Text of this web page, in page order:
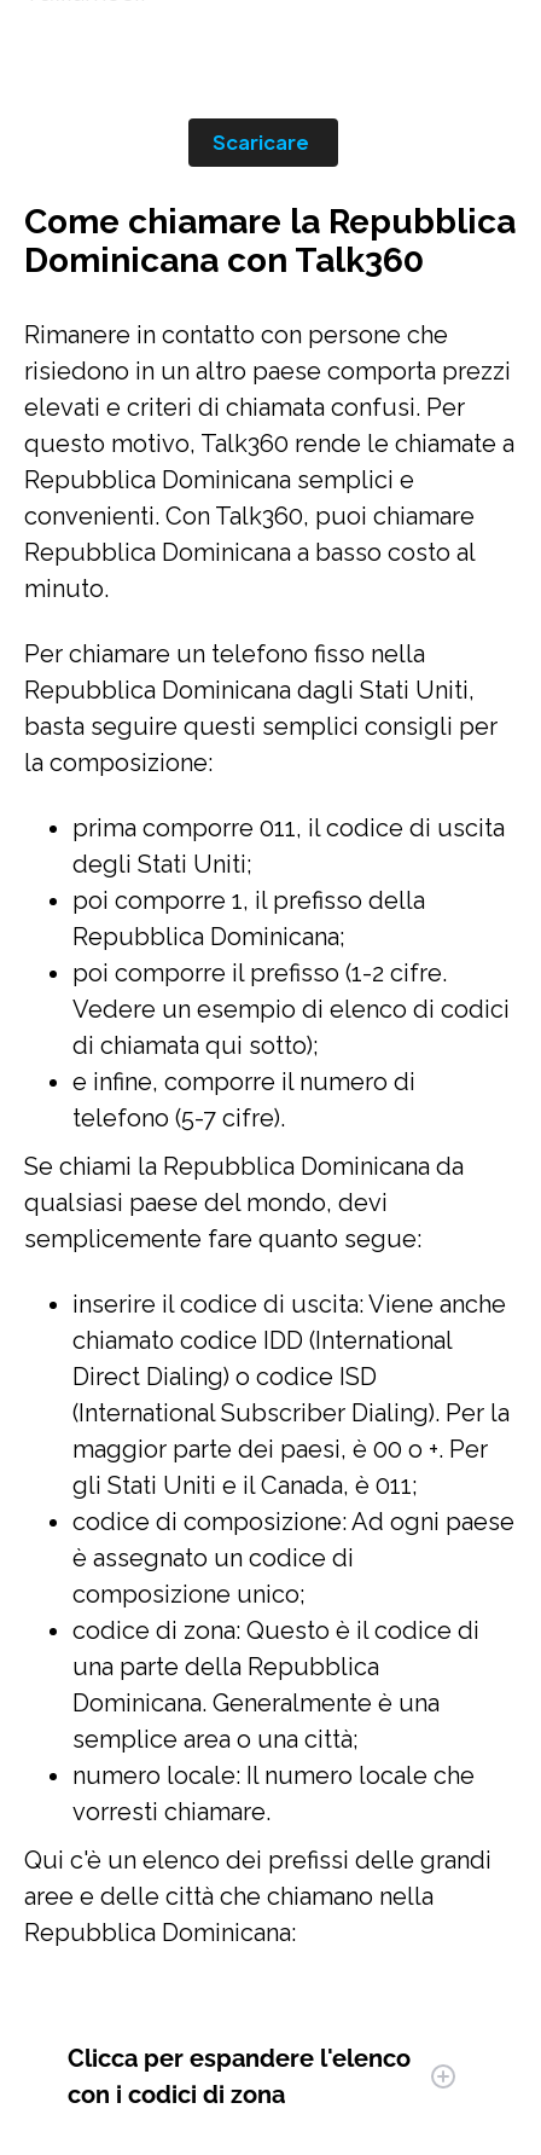
Scaricare
Come chiamare la Repubblica
Dominicana con Talk360
Rimanere in contatto con persone che
risiedono in un altro paese comporta prezzi
elevati e criteri di chiamata confusi. Per
questo motivo, Talk360 rende le chiamate a
Repubblica Dominicana semplici e
convenienti. Con Talk360, puoi chiamare
Repubblica Dominicana a basso costo al
minuto.
Per chiamare un telefono fisso nella
Repubblica Dominicana dagli Stati Uniti,
basta seguire questi semplici consigli per
la composizione:
prima comporre 011, il codice di uscita
degli Stati Uniti;
poi comporre 1, il prefisso della
Repubblica Dominicana;
poi comporre il prefisso (1-2 cifre.
Vedere un esempio di elenco di codici
di chiamata qui sotto);
e infine, comporre il numero di
telefono (5-7 cifre).
Se chiami la Repubblica Dominicana da
qualsiasi paese del mondo, devi
semplicemente fare quanto segue:
inserire il codice di uscita: Viene anche
chiamato codice IDD (International
Direct Dialing) o codice ISD
(International Subscriber Dialing). Per la
maggior parte dei paesi, è 00 o +. Per
gli Stati Uniti e il Canada, è 011;
codice di composizione: Ad ogni paese
è assegnato un codice di
composizione unico;
codice di zona: Questo è il codice di
una parte della Repubblica
Dominicana. Generalmente è una
semplice area o una città;
numero locale: Il numero locale che
vorresti chiamare.
Qui c'è un elenco dei prefissi delle grandi
aree e delle città che chiamano nella
Repubblica Dominicana:
Clicca per espandere l'elenco
con i codici di zona